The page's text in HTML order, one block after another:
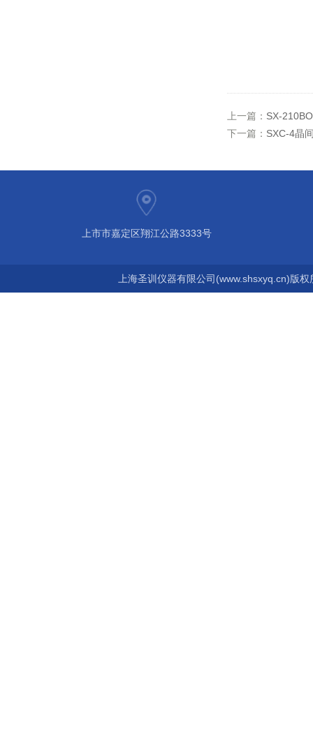
上一篇： SX-
下一篇： SXC-4晶
上市市嘉定区翔江公路3333号
上海圣训仪器有限公司(www.shsxyq.cn)版